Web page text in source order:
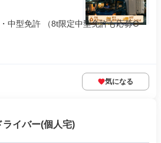
中型免許 （8t限定中型免許も応募O
気になる
イバー(個人宅)